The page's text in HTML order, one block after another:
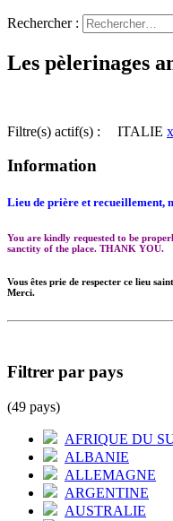
Rechercher :
Les pèlerinages
Filtre(s) actif(s) : ITALIE x
Information
Lieu de prière et recueillement,
You are kindly requested to be
sanctity of the place. THANK YOU.
Vous êtes prie de respecter ce lieu
Merci.
Filtrer par pays
(49 pays)
AFRIQUE DU
ALBANIE
ALLEMAGNE
ARGENTINE
AUSTRALIE